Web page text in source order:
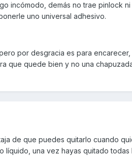
incómodo, demás no trae pinlock ni
uno universal adhesivo.
por desgracia es para encarecer,
que quede bien y no una
de que puedes quitarlo cuando
una vez hayas quitado todas